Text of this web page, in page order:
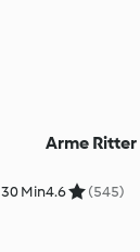
30 Min
Arme Ritter
4.6 (545)